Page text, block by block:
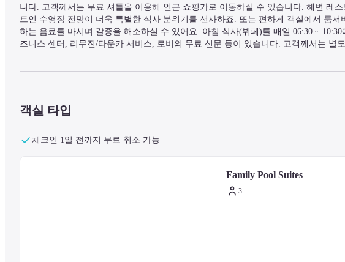
니다. 고객께서는 무료 셔틀을 이용해 인근 쇼핑가로 이동하실 수 있습니다. 해변 레스
트인 수영장 전망이 더욱 특별한 식사 분위기를 선사하죠. 또는 편하게 객실에서 룸
하는 음료를 마시며 갈증을 해소하실 수 있어요. 아침 식사(뷔페)를 매일 06:30 ~
즈니스 센터, 리무진/타운카 서비스, 로비의 무료 신문 등이 있습니다. 고객께서는 별
에서 차웽 비치까지는 3.3km 떨어져 있으며, 7.3km 거리에는 어부의 마을도 있습니다.
— 주변 명소 —
객실 타입
체크인 1일 전까지 무료 취소 가능
Family Pool Suites
3